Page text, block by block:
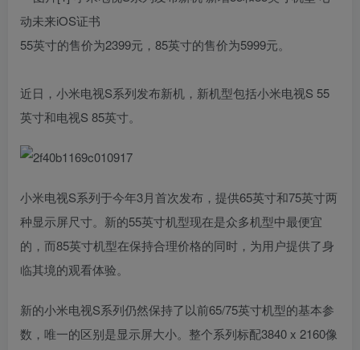
55英寸的售价为2399元，85英寸的售价为5999元。
近日，小米电视S系列发布新机，新机型包括小米电视S 55
英寸和电视S 85英寸。
小米电视S系列于今年3月首次发布，提供65英寸和75英寸两
种显示屏尺寸。新的55英寸机型现在是众多机型中最便宜
的，而85英寸机型在保持合理价格的同时，为用户提供了身
临其境的观看体验。
新的小米电视S系列仍然保持了以前65/75英寸机型的基本参
数，唯一的区别是显示屏大小。整个系列标配3840 x 2160像